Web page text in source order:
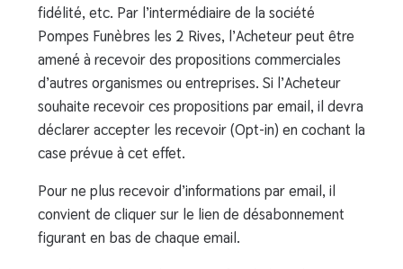
fidélité, etc. Par l’intermédiaire de la société
Pompes Funèbres les 2 Rives, l’Acheteur peut être
amené à recevoir des propositions commerciales
d’autres organismes ou entreprises. Si l’Acheteur
souhaite recevoir ces propositions par email, il devra
déclarer accepter les recevoir (Opt-in) en cochant la
case prévue à cet effet.
Pour ne plus recevoir d’informations par email, il
convient de cliquer sur le lien de désabonnement
figurant en bas de chaque email.